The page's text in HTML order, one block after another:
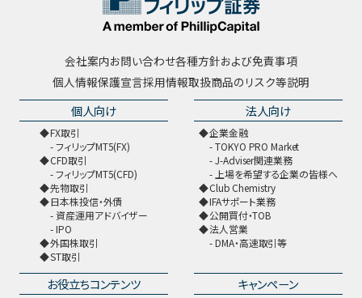
会社案内お問い合わせ各種方針および免責事項
個人情報保護宣言採用情報取扱商品のリスク等説明
個人向け
FX取引
フィリップMT5(FX)
CFD取引
フィリップMT5(CFD)
先物取引
日本株投信・外債
資産運用アドバイザー
IPO
外国株取引
ST取引
法人向け
企業金融
TOKYO PRO Market
J-Adviser関連業務
上場を希望する企業の皆様へ
Club Chemistry
IFAサポート業務
公開買付・TOB
法人営業
DMA・高速取引等
お役立ちコンテンツ キャンペーン